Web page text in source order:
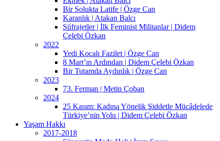
Bir Solukta Latife | Özge Can
Karanlık | Atakan Balcı
Süfrajetler | İlk Feminist Militanlar | Didem
Çelebi Özkan
2022
Yedi Kocalı Fazilet | Özge Can
8 Mart’ın Ardından | Didem Çelebi Özkan
Bir Tutamda Aydınlık | Özge Can
2023
73. Ferman | Metin Çoban
2024
25 Kasım: Kadına Yönelik Şiddetle Mücâdelede
Türkiye’nin Yolu | Didem Çelebi Özkan
Yaşam Hakkı
2017-2018